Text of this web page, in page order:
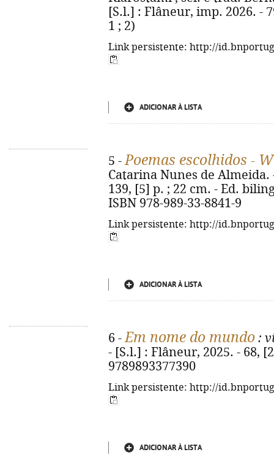
[S.l.] : Flâneur, imp. 2026. -
1 ; 2)
Link persistente: http://
ADICIONAR À LISTA
5 -Poemas escolhidos -
Catarina Nunes de
139, [5] p. ; 22 cm. - Ed.
ISBN 978-989-33-8841-9
Link persistente: http://
ADICIONAR À LISTA
6 -Em nome do mundo :
- [S.l.] : Flâneur, 2025. - 68,
9789893377390
Link persistente: http://
ADICIONAR À LISTA